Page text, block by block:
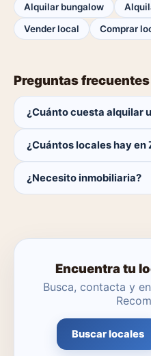
Alquilar bungalow
Vender local
Comprar
Preguntas frecuentes
¿Cuánto cuesta alquilar
¿Cuántos locales hay en
catálogo se actualiza a
¿Necesito inmobiliaria?
Encuentra tu
Busca, contacta y
Buscar locales